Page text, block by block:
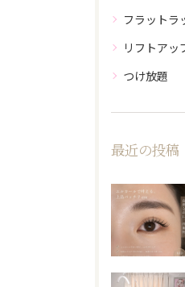
フラットラ
リフトアッ
つけ放題
最近の投稿